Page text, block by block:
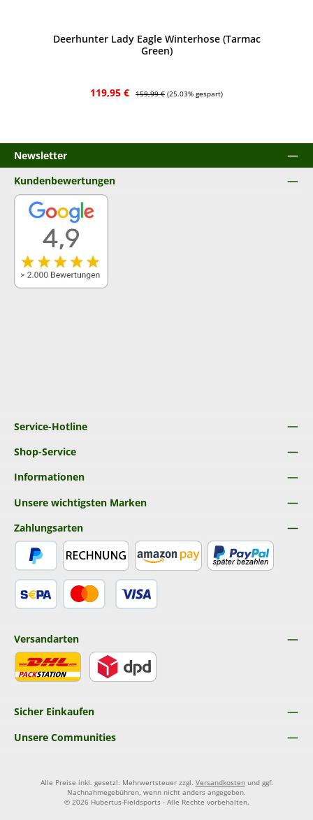
Deerhunter Lady Eagle Winterhose (Tarmac
Green)
Verkaufspreis:
119,95 € Regulärer Preis:
159,99 € (25.03% gespart)
Newsletter
Service-Hotline
Shop-Service
Informationen
Unsere wichtigsten Marken
Sicher Einkaufen
Kundenbewertungen
Unsere Communities
Zahlungsarten
Versandarten
Alle Preise inkl. gesetzl. Mehrwertsteuer zzgl. Versandkostenund ggf.
Nachnahmegebühren, wenn nicht anders angegeben.
© 2026 Hubertus-Fieldsports - Alle Rechte vorbehalten.